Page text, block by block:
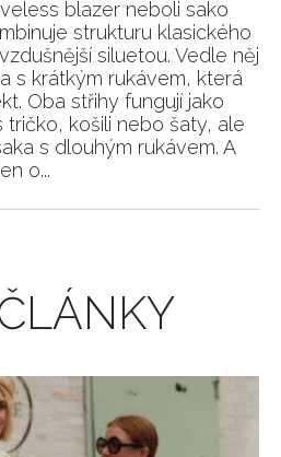
blazer neboli sako
strukturu klasického
siluetou. Vedle něj
s krátkým rukávem, která
Oba střihy fungují jako
košili nebo šaty, ale
s dlouhým rukávem. A
o...